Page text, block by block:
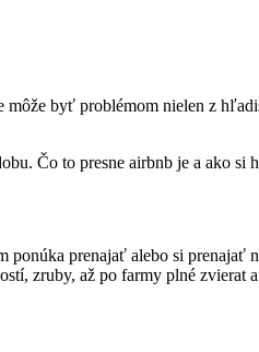
byť problémom nielen z
Čo to presne airbnb je a ako
prenajať alebo si prenajať
zruby, až po farmy plné zvierat